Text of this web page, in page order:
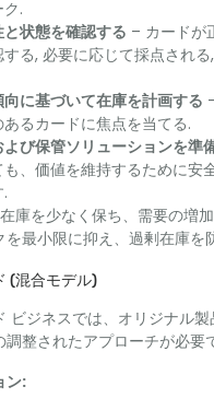
ク.
状態を確認する – カードが
する, 必要に応じて採点され
向に基づいて在庫を計画する
るカードに焦点を当てる.
び保管ソリューションを準
も、価値を維持するために安
庫を少なく保ち、需要の増
を最小限に抑え、過剰在庫を
(混合モデル)
ビジネスでは、オリジナル
調整されたアプローチが必要
ン: